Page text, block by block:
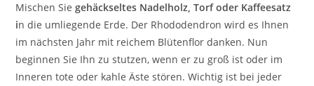
Mischen Siegehäckseltes Nadelholz, Torf oder Kaffeesatz
in die umliegende Erde. Der Rhododendron wird es Ihnen
im nächsten Jahr mit reichem Blütenflor danken. Nun
beginnen Sie Ihn zu stutzen, wenn er zu groß ist oder im
Inneren tote oder kahle Äste stören. Wichtig ist bei jeder